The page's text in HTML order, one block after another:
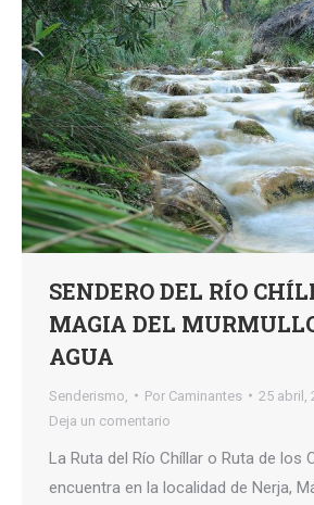
SENDERO DEL RÍO
MAGIA DEL
AGUA
Senderismo, Por Caminantes
25 abril,
Deja un comentario
La Ruta del Río Chíllar o Ruta de los
encuentra en la localidad de Nerja,